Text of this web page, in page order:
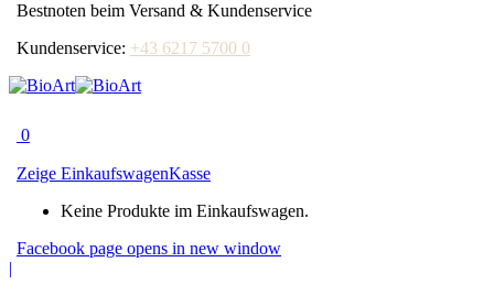
Bestnoten beim Versand & Kundenservice
Kundenservice: +43 6217 5700 0
0
Zeige EinkaufswagenKasse
Keine Produkte im Einkaufswagen.
Facebook page opens in new window
|